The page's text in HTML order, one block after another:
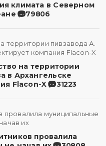
климата в Северном
79806
на территории
в Архангельске
Flacon-X
31223
провалила